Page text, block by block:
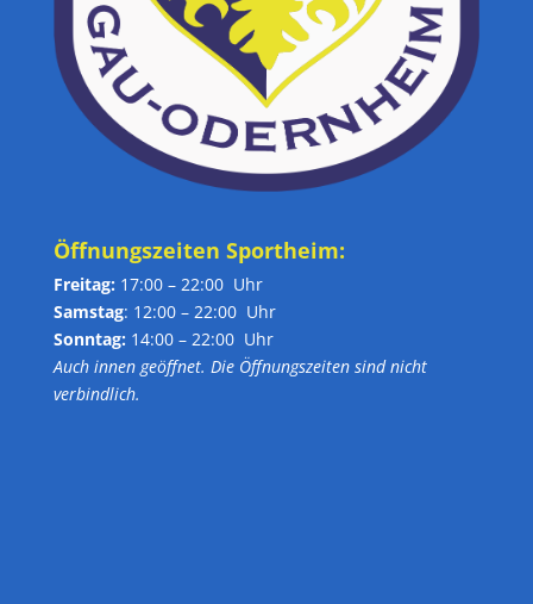
Öffnungszeiten Sportheim:
Freitag: 17:00 – 22:00 Uhr
Samstag: 12:00 – 22:00 Uhr
Sonntag: 14:00 – 22:00 Uhr
Auch innen geöffnet. Die Öffnungszeiten sind nicht
verbindlich.